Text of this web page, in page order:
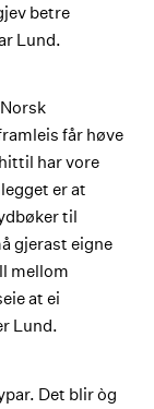
betre
Lund.
får høve
har vore
er at
til
gjerast eigne
mellom
at ei
Lund.
Det blir òg